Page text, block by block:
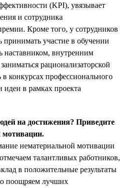
(KPI), увязывает
и сотрудника
Кроме того, у сотрудников
принимать участие в обучении
наставником, внутренним
рационализаторской
в конкурсах профессионального
идеи в рамках проекта
на достижения? Приведите
мотивации.
нематериальной мотивации
талантливых работников,
в положительные результаты
поощряем лучших